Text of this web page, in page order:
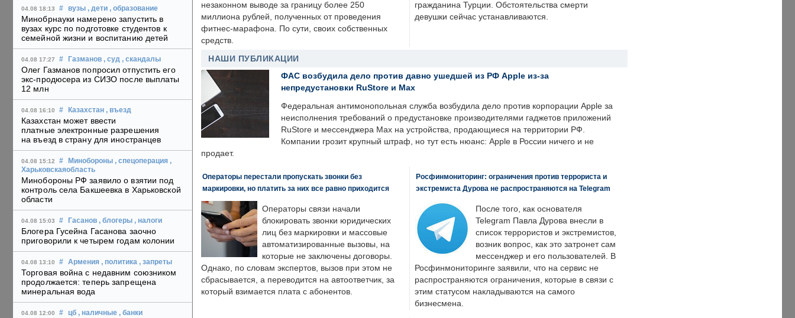
04.08 18:13 # вузы , дети , образование
Минобрнауки намерено запустить в
вузах курс по подготовке студентов к
семейной жизни и воспитанию детей
04.08 17:27 # Газманов , суд , скандалы
Олег Газманов попросил отпустить его
экс-продюсера из СИЗО после выплаты
12 млн
04.08 16:10 # Казахстан , въезд
Казахстан может ввести
платные электронные разрешения
на въезд в страну для иностранцев
04.08 15:12 # Минобороны , спецоперация ,
Харьковскаяобласть
Минобороны РФ заявило о взятии под
контроль села Бакшеевка в Харьковской
области
04.08 15:03 # Гасанов , блогеры , налоги
Блогера Гусейна Гасанова заочно
приговорили к четырем годам колонии
04.08 13:10 # Армения , политика , запреты
Торговая война с недавним союзником
продолжается: теперь запрещена
минеральная вода
04.08 12:00 # цб , наличные , банки
незаконном выводе за границу более 250
миллиона рублей, полученных от проведения
фитнес-марафона. По сути, своих собственных
средств.
гражданина Турции. Обстоятельства смерти
девушки сейчас устанавливаются.
НАШИ ПУБЛИКАЦИИ
ФАС возбудила дело против давно ушедшей из РФ Apple из-за
непредустановки RuStore и Max
Федеральная антимонопольная служба возбудила дело против корпорации Apple за
неисполнения требований о предустановке производителями гаджетов приложений
RuStore и мессенджера Max на устройства, продающиеся на территории РФ.
Компании грозит крупный штраф, но тут есть нюанс: Apple в России ничего и не
продает.
Операторы перестали пропускать звонки без
маркировки, но платить за них все равно приходится
Операторы связи начали
блокировать звонки юридических
лиц без маркировки и массовые
автоматизированные вызовы, на
которые не заключены договоры.
Однако, по словам экспертов, вызов при этом не
сбрасывается, а переводится на автоответчик, за
который взимается плата с абонентов.
Росфинмониторинг: ограничения против террориста и
экстремиста Дурова не распространяются на Telegram
После того, как основателя
Telegram Павла Дурова внесли в
список террористов и экстремистов,
возник вопрос, как это затронет сам
мессенджер и его пользователей. В
Росфинмониторинге заявили, что на сервис не
распространяются ограничения, которые в связи с
этим статусом накладываются на самого
бизнесмена.